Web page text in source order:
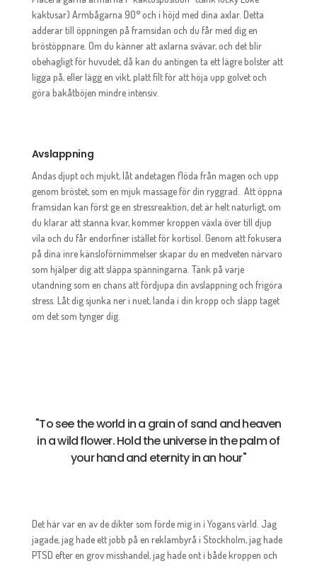
kaktusar) Armbågarna 90° och i höjd med dina axlar. Detta
adderar till öppningen på framsidan och du får med dig en
bröstöppnare. Om du känner att axlarna svävar, och det blir
obehagligt för huvudet, då kan du antingen ta ett lägre bolster att
ligga på, eller lägg en vikt, platt filt för att höja upp golvet och
göra bakåtböjen mindre intensiv.
Avslappning
Andas djupt och mjukt, låt andetagen flöda från magen och upp
genom bröstet, som en mjuk massage för din ryggrad. Att öppna
framsidan kan först ge en stressreaktion, det är helt naturligt, om
du klarar att stanna kvar, kommer kroppen växla över till djup
vila och du får endorfiner istället för kortisol. Genom att fokusera
på dina inre känsloförnimmelser skapar du en medveten närvaro
som hjälper dig att släppa spänningarna. Tänk på varje
utandning som en chans att fördjupa din avslappning och frigöra
stress. Låt dig sjunka ner i nuet, landa i din kropp och släpp taget
om det som tynger dig.
"To see the world in a grain of sand and heaven
in a wild flower. Hold the universe in the palm of
your hand and eternity in an hour"
Det här var en av de dikter som förde mig in i Yogans värld. Jag
jagade, jag hade ett jobb på en reklambyrå i Stockholm, jag hade
PTSD efter en grov misshandel, jag hade ont i både kroppen och